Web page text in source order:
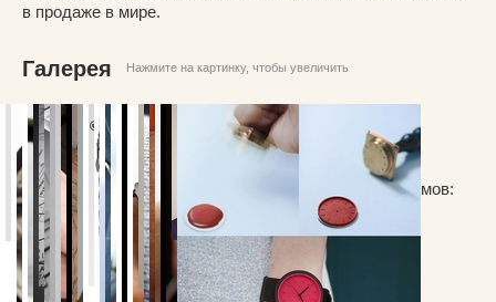
в продаже в мире.
Галерея Нажмите на картинку, чтобы увеличить
А вот вблизи один из сложнейших часовых механизмов: